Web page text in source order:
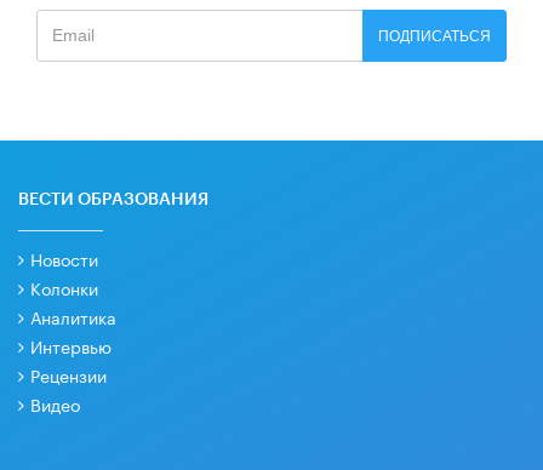
ПОДПИСАТЬСЯ
ВЕСТИ ОБРАЗОВАНИЯ
Новости
Колонки
Аналитика
Интервью
Рецензии
Видео